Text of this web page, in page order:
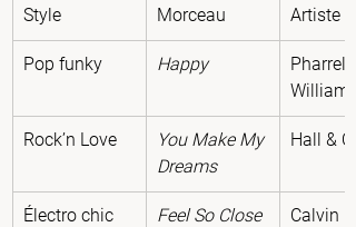
Style Morceau Artiste
Pop funky Happy
Pharrell
Williams
Rock’n Love
You Make My
Dreams
Hall &
Électro chic Feel So Close Calvin